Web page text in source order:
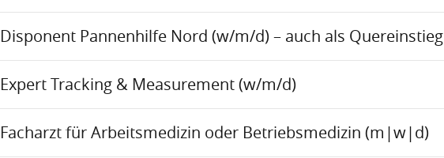
Disponent Pannenhilfe Nord (w/m/d) – auch als Quereinstieg
Expert Tracking & Measurement (w/m/d)
Facharzt für Arbeitsmedizin oder Betriebsmedizin (m|w|d)